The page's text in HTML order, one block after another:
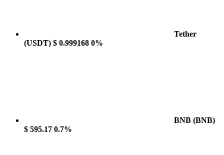
Tether
(USDT) $ 0.999168 0%
BNB (BNB)
$ 595.17 0.7%